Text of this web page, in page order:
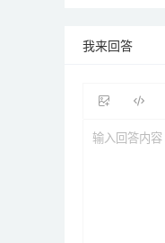
我来回答